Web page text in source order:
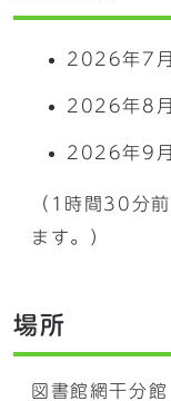
2026年7
2026年8
2026年9
（1時間30分
ます。）
場所
図書館網干分館